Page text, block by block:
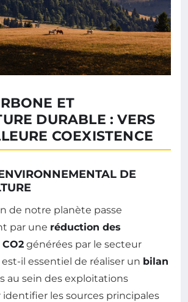
ET
DURABLE : VERS
COEXISTENCE
DE
de notre planète passe
par une réduction des
générées par le secteur
est-il essentiel de réaliser un bilan
au sein des exploitations
identifier les sources principales